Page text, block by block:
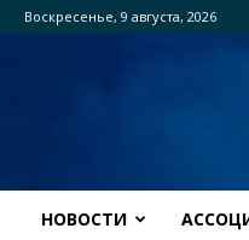
Воскресенье, 9 августа, 2026
НОВОСТИ